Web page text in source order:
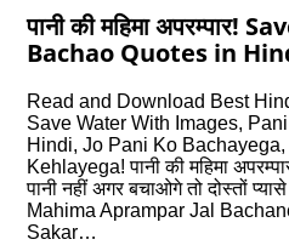
पानी की महिमा अपरम्पार!
Bachao Quotes in
Read and Download Best
Save Water With Images,
Hindi, Jo Pani Ko
Kehlayega! पानी की महिमा
पानी नहीं अगर बचाओगे तो दोस्तों
Mahima Aprampar Jal
Sakar…